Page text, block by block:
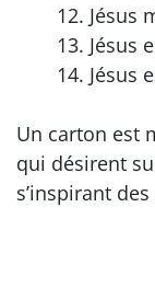
Jésus
Jésus
Jésus
Un carton est
qui désirent
s’inspirant